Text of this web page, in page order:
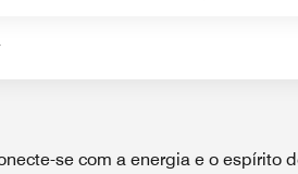
se com a energia e o espírito